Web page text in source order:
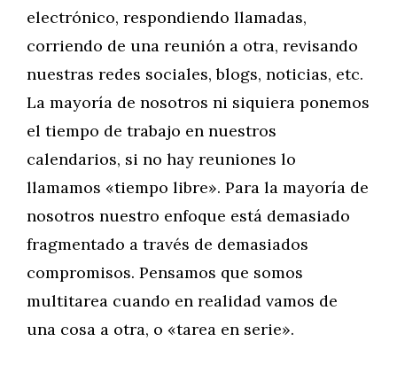
electrónico, respondiendo llamadas,
corriendo de una reunión a otra, revisando
nuestras redes sociales, blogs, noticias, etc.
La mayoría de nosotros ni siquiera ponemos
el tiempo de trabajo en nuestros
calendarios, si no hay reuniones lo
llamamos «tiempo libre». Para la mayoría de
nosotros nuestro enfoque está demasiado
fragmentado a través de demasiados
compromisos. Pensamos que somos
multitarea cuando en realidad vamos de
una cosa a otra, o «tarea en serie».